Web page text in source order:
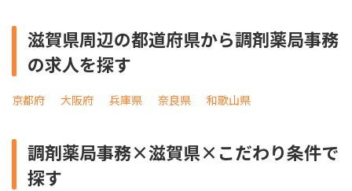
滋賀県周辺の都道府県から調剤薬局事務
の求人を探す
京都府 大阪府 兵庫県 奈良県 和歌山県
調剤薬局事務×滋賀県×こだわり条件で
探す